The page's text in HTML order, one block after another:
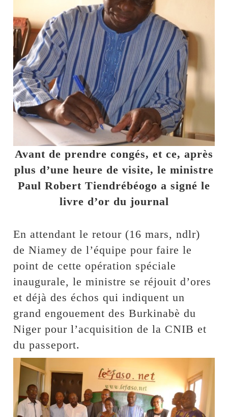
Avant de prendre congés, et ce, après
plus d’une heure de visite, le ministre
Paul Robert Tiendrébéogo a signé le
livre d’or du journal
En attendant le retour (16 mars, ndlr)
de Niamey de l’équipe pour faire le
point de cette opération spéciale
inaugurale, le ministre se réjouit d’ores
et déjà des échos qui indiquent un
grand engouement des Burkinabè du
Niger pour l’acquisition de la CNIB et
du passeport.